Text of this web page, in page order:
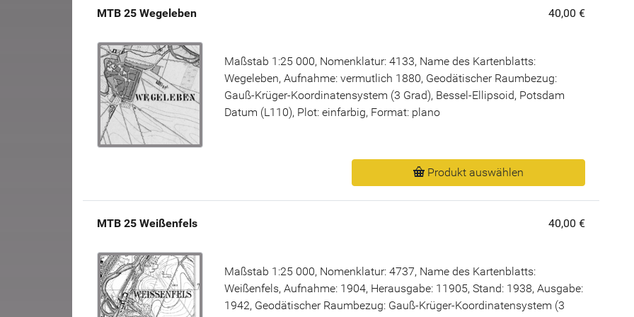
MTB 25 Wegeleben 40,00 €
Maßstab 1:25 000, Nomenklatur: 4133, Name des Kartenblatts:
Wegeleben, Aufnahme: vermutlich 1880, Geodätischer Raumbezug:
Gauß-Krüger-Koordinatensystem (3 Grad), Bessel-Ellipsoid, Potsdam
Datum (L110), Plot: einfarbig, Format: plano
Produkt auswählen
MTB 25 Weißenfels 40,00 €
Maßstab 1:25 000, Nomenklatur: 4737, Name des Kartenblatts:
Weißenfels, Aufnahme: 1904, Herausgabe: 11905, Stand: 1938, Ausgabe:
1942, Geodätischer Raumbezug: Gauß-Krüger-Koordinatensystem (3